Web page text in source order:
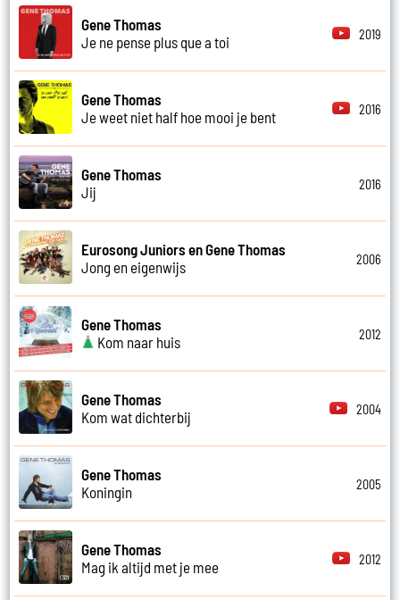
Gene Thomas
Je ne pense plus que a toi
2019
Gene Thomas
Je weet niet half hoe mooi je bent
2016
Gene Thomas
Jij
2016
Eurosong Juniors en Gene Thomas
Jong en eigenwijs
2006
Gene Thomas
Kom naar huis
2012
Gene Thomas
Kom wat dichterbij
2004
Gene Thomas
Koningin
2005
Gene Thomas
Mag ik altijd met je mee
2012